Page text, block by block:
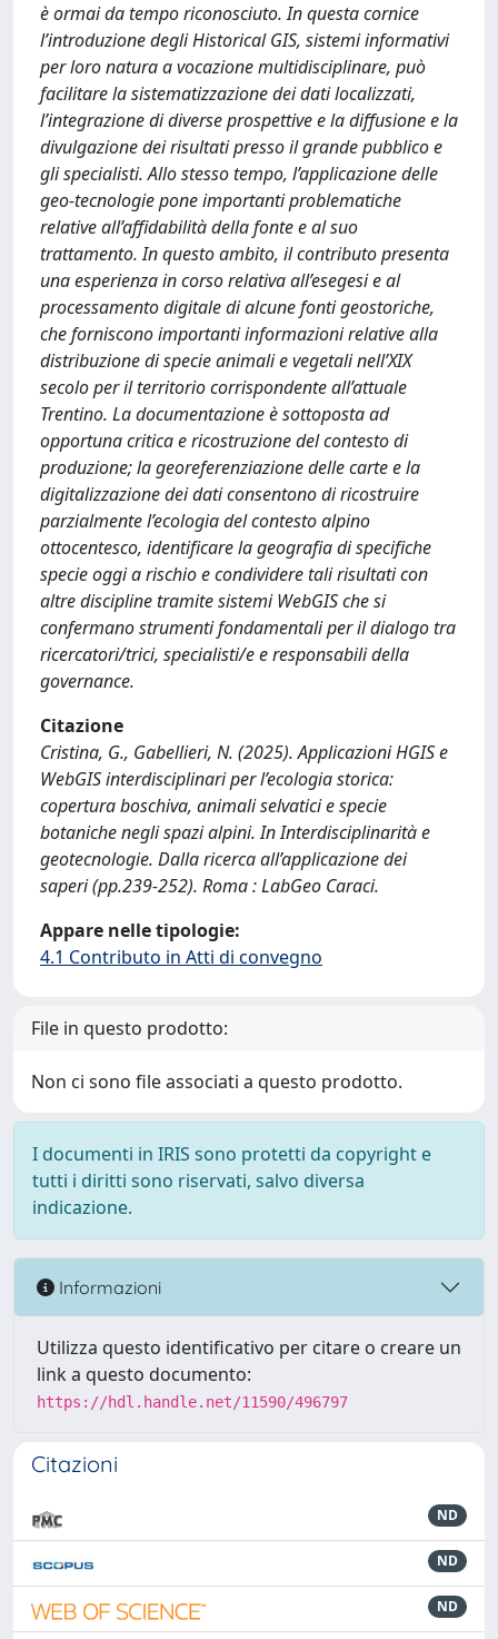
è ormai da tempo riconosciuto. In questa cornice
l’introduzione degli Historical GIS, sistemi informativi
per loro natura a vocazione multidisciplinare, può
facilitare la sistematizzazione dei dati localizzati,
l’integrazione di diverse prospettive e la diffusione e la
divulgazione dei risultati presso il grande pubblico e
gli specialisti. Allo stesso tempo, l’applicazione delle
geo-tecnologie pone importanti problematiche
relative all’affidabilità della fonte e al suo
trattamento. In questo ambito, il contributo presenta
una esperienza in corso relativa all’esegesi e al
processamento digitale di alcune fonti geostoriche,
che forniscono importanti informazioni relative alla
distribuzione di specie animali e vegetali nell’XIX
secolo per il territorio corrispondente all’attuale
Trentino. La documentazione è sottoposta ad
opportuna critica e ricostruzione del contesto di
produzione; la georeferenziazione delle carte e la
digitalizzazione dei dati consentono di ricostruire
parzialmente l’ecologia del contesto alpino
ottocentesco, identificare la geografia di specifiche
specie oggi a rischio e condividere tali risultati con
altre discipline tramite sistemi WebGIS che si
confermano strumenti fondamentali per il dialogo tra
ricercatori/trici, specialisti/e e responsabili della
governance.
Citazione
Cristina, G., Gabellieri, N. (2025). Applicazioni HGIS e
WebGIS interdisciplinari per l’ecologia storica:
copertura boschiva, animali selvatici e specie
botaniche negli spazi alpini. In Interdisciplinarità e
geotecnologie. Dalla ricerca all’applicazione dei
saperi (pp.239-252). Roma : LabGeo Caraci.
Appare nelle tipologie:
4.1 Contributo in Atti di convegno
File in questo prodotto:
Non ci sono file associati a questo prodotto.
I documenti in IRIS sono protetti da copyright e
tutti i diritti sono riservati, salvo diversa
indicazione.
Informazioni
Utilizza questo identificativo per citare o creare un
link a questo documento:
https://hdl.handle.net/11590/496797
Citazioni
ND
ND
ND